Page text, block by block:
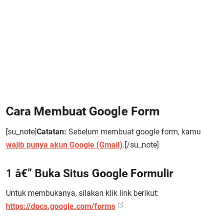
Cara Membuat Google Form
[su_note]Catatan: Sebelum membuat google form, kamu
wajib punya akun Google (Gmail).[/su_note]
1 â€” Buka Situs Google Formulir
Untuk membukanya, silakan klik link berikut:
https://docs.google.com/forms